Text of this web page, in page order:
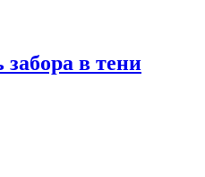
в тени